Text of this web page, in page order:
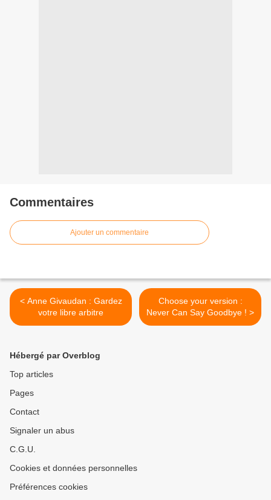
Commentaires
Ajouter un commentaire
< Anne Givaudan : Gardez
votre libre arbitre
Choose your version :
Never Can Say Goodbye ! >
Hébergé par Overblog
Top articles
Pages
Contact
Signaler un abus
C.G.U.
Cookies et données personnelles
Préférences cookies